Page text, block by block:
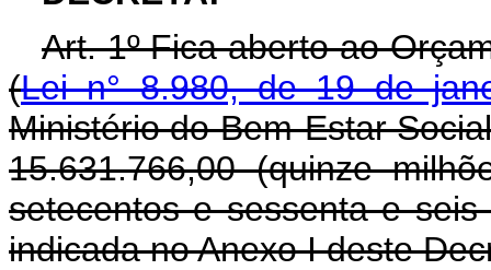
Art. 1º Fica aberto ao
(Lei n° 8.980, de 19 de
Ministério do Bem-Estar
15.631.766,00 (quinze
setecentos e sessenta e
indicada no Anexo I deste